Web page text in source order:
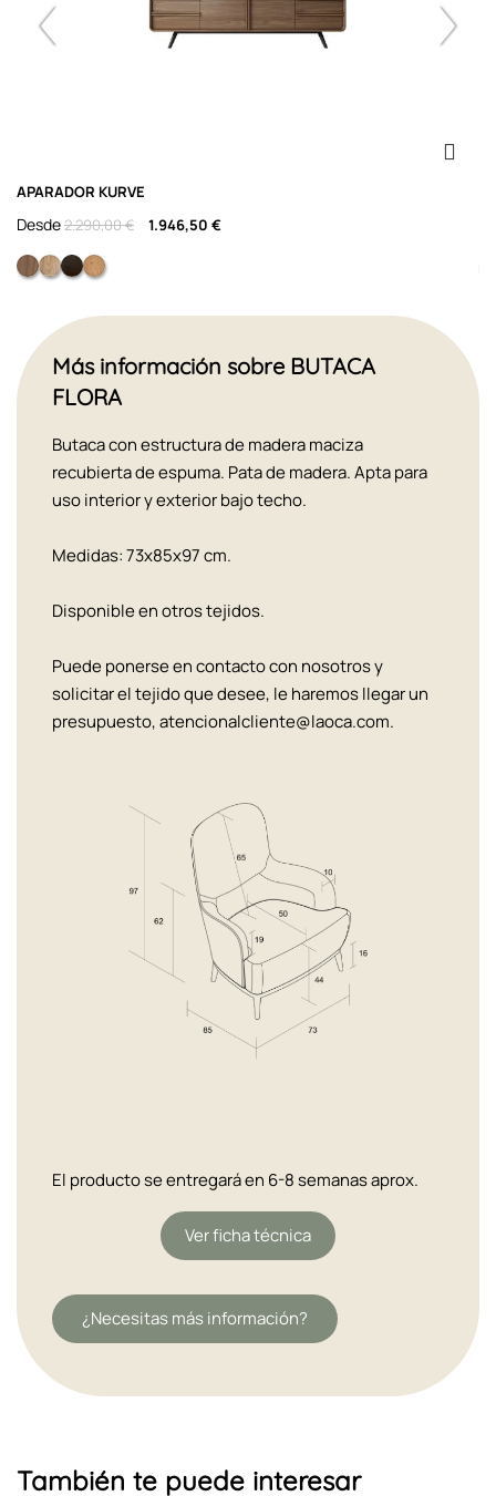
APARADOR KURVE
Desde2.290,00 € 1.946,50 €
NOGAL NATURAL F5
ROBLE F10
ROBLE F28
Roble con nudos
Más información sobre BUTACA
FLORA
Butaca con estructura de madera maciza
recubierta de espuma. Pata de madera. Apta para
uso interior y exterior bajo techo.
Medidas: 73x85x97 cm.
Disponible en otros tejidos.
Puede ponerse en contacto con nosotros y
solicitar el tejido que desee, le haremos llegar un
presupuesto, atencionalcliente@laoca.com.
El producto se entregará en 6-8 semanas aprox.
Ver ficha técnica
¿Necesitas más información?
También te puede interesar